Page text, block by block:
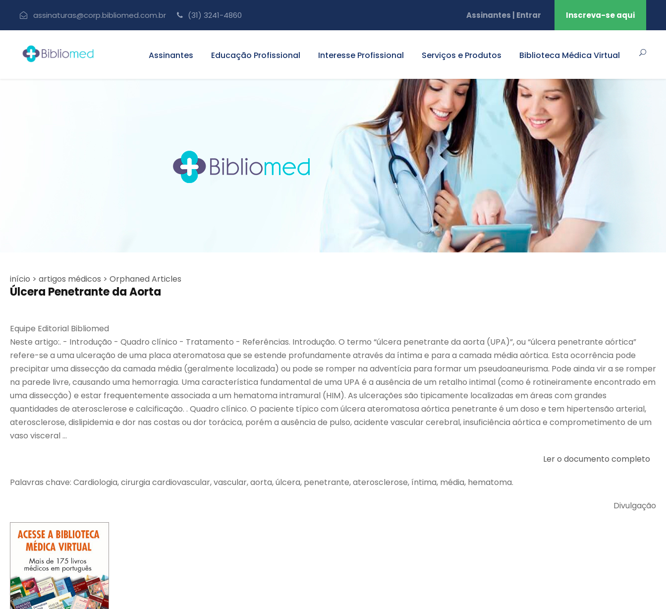
assinaturas@corp.bibliomed.com.br (31) 3241-4860 Assinantes | Entrar Inscreva-se aqui
Assinantes Educação Profissional Interesse Profissional Serviços e Produtos Biblioteca Médica Virtual
início > artigos médicos > Orphaned Articles
Úlcera Penetrante da Aorta
Equipe Editorial Bibliomed
Neste artigo:. - Introdução - Quadro clínico - Tratamento - Referências. Introdução. O termo “úlcera penetrante da aorta (UPA)”, ou “úlcera penetrante aórtica”
refere-se a uma ulceração de uma placa ateromatosa que se estende profundamente através da íntima e para a camada média aórtica. Esta ocorrência pode
precipitar uma dissecção da camada média (geralmente localizada) ou pode se romper na adventícia para formar um pseudoaneurisma. Pode ainda vir a se romper
na parede livre, causando uma hemorragia. Uma característica fundamental de uma UPA é a ausência de um retalho intimal (como é rotineiramente encontrado em
uma dissecção) e estar frequentemente associada a um hematoma intramural (HIM). As ulcerações são tipicamente localizadas em áreas com grandes
quantidades de aterosclerose e calcificação. . Quadro clínico. O paciente típico com úlcera ateromatosa aórtica penetrante é um doso e tem hipertensão arterial,
aterosclerose, dislipidemia e dor nas costas ou dor torácica, porém a ausência de pulso, acidente vascular cerebral, insuficiência aórtica e comprometimento de um
vaso visceral ...
Ler o documento completo
Palavras chave: Cardiologia, cirurgia cardiovascular, vascular, aorta, úlcera, penetrante, aterosclerose, íntima, média, hematoma.
Divulgação